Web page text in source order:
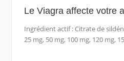
Le Viagra affecte votre
Ingrédient actif : Citrate de
25 mg, 50 mg, 100 mg, 120 mg,